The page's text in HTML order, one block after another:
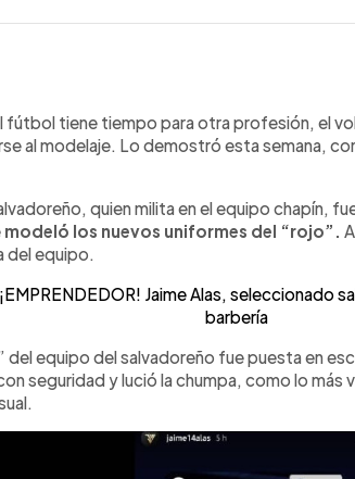
artículo
fútbol tiene tiempo para otra profesión, el
al modelaje. Lo demostró esta semana,
quien milita en el equipo chapín,
modeló los nuevos uniformes del “rojo”.
del equipo.
Jaime Alas, seleccionado
barbería
del equipo del salvadoreño fue puesta en
seguridad y lució la chumpa, como lo más